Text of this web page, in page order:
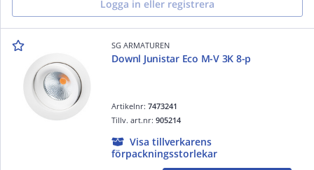
Logga in eller registrera
SG ARMATUREN
Downl Junistar Eco M-V 3K 8-p
Artikelnr:7473241
Tillv. art.nr:905214
Visa tillverkarens
förpackningsstorlekar